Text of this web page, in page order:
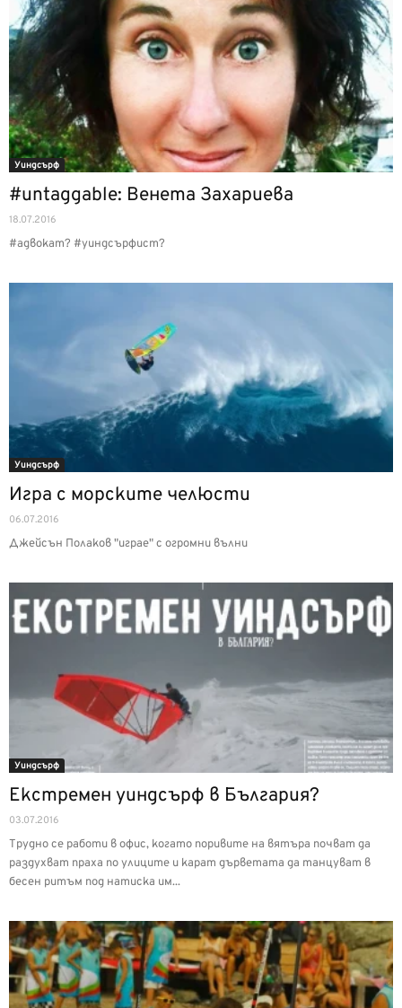
Уиндсърф
#untaggable: Венета Захариева
18.07.2016
#адвокат? #уиндсърфист?
Уиндсърф
Игра с морските челюсти
06.07.2016
Джейсън Полаков "играе" с огромни вълни
Уиндсърф
Екстремен уиндсърф в България?
03.07.2016
Трудно се работи в офис, когато поривите на вятъра почват да
раздухват праха по улиците и карат дърветата да танцуват в
бесен ритъм под натиска им...